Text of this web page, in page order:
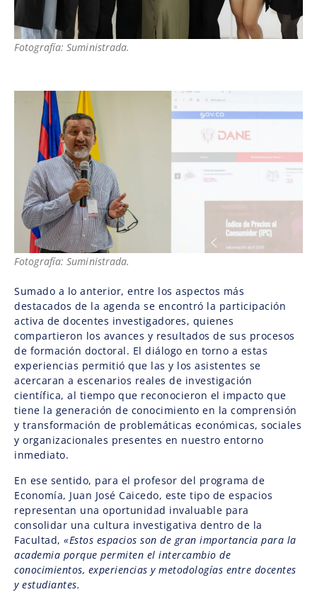
Fotografía: Suministrada.
Fotografía: Suministrada.
Sumado a lo anterior, entre los aspectos más
destacados de la agenda se encontró la participación
activa de docentes investigadores, quienes
compartieron los avances y resultados de sus procesos
de formación doctoral. El diálogo en torno a estas
experiencias permitió que las y los asistentes se
acercaran a escenarios reales de investigación
científica, al tiempo que reconocieron el impacto que
tiene la generación de conocimiento en la comprensión
y transformación de problemáticas económicas, sociales
y organizacionales presentes en nuestro entorno
inmediato.
En ese sentido, para el profesor del programa de
Economía, Juan José Caicedo, este tipo de espacios
representan una oportunidad invaluable para
consolidar una cultura investigativa dentro de la
Facultad, «Estos espacios son de gran importancia para la
academia porque permiten el intercambio de
conocimientos, experiencias y metodologías entre docentes
y estudiantes.